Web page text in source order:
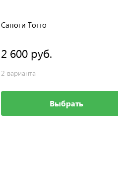
Сапоги Тотто
2 600 руб.
2 варианта
Выбрать